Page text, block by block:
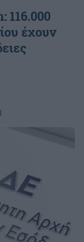
116.000
έχουν